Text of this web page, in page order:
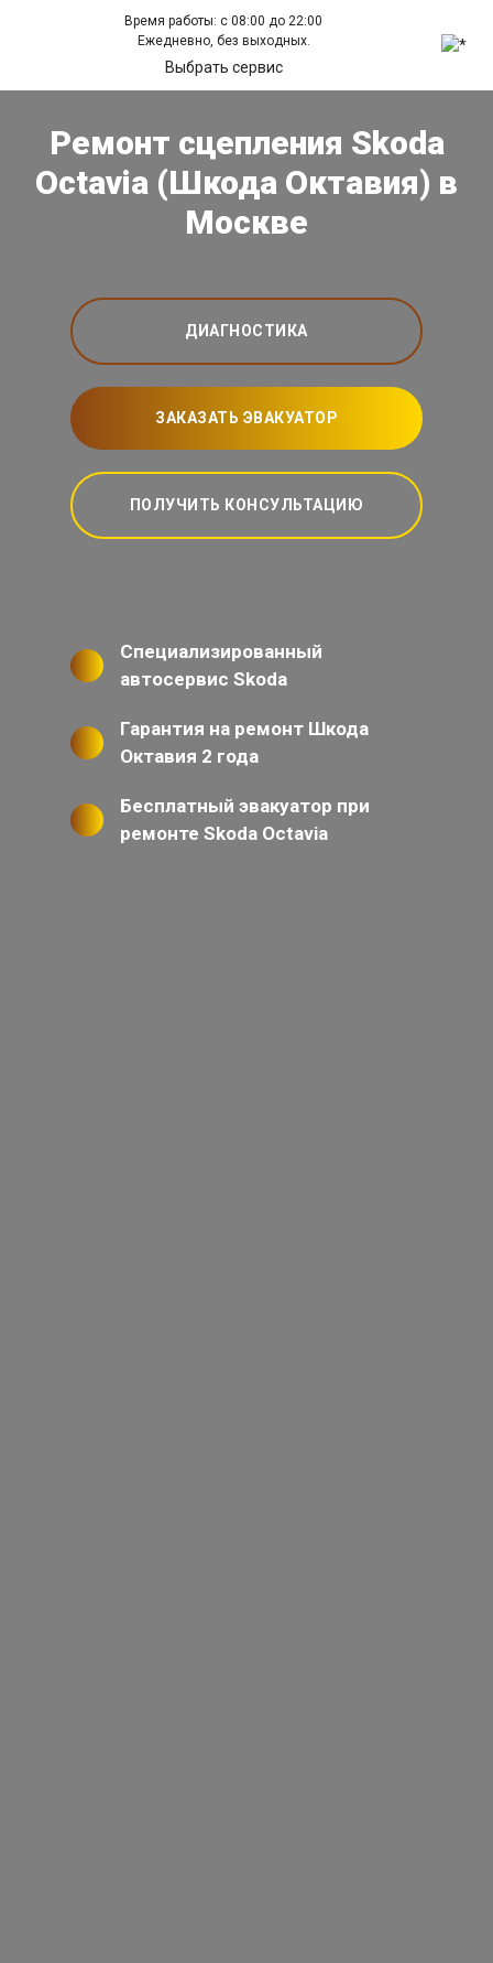
Время работы: с 08:00 до 22:00
Ежедневно, без выходных.
Выбрать сервис
Ремонт сцепления Skoda
Octavia (Шкода Октавия) в
Москве
ДИАГНОСТИКА
ЗАКАЗАТЬ ЭВАКУАТОР
ПОЛУЧИТЬ КОНСУЛЬТАЦИЮ
Специализированный
автосервис Skoda
Гарантия на ремонт Шкода
Октавия 2 года
Бесплатный эвакуатор при
ремонте Skoda Octavia